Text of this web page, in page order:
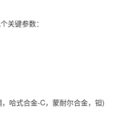
关键参数：
哈式合金-C，蒙耐尔合金，钽)